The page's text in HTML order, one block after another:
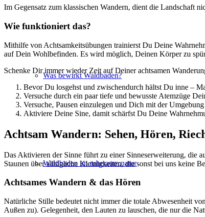
Was bewirkt Waldbaden?
Waldbaden im ruheraum:natur
Im Gegensatz zum klassischen Wandern, dient die Landschaft
Wie funktioniert das?
Mithilfe von Achtsamkeitsübungen trainierst Du Deine
auf Dein Wohlbefinden. Es wird möglich, Deinen Körper zu
Schenke Dir immer wieder Zeit auf Deiner achtsamen
Bevor Du losgehst und zwischendurch hältst Du inne –
Versuche durch ein paar tiefe und bewusste Atemzüge
Versuche, Pausen einzulegen und Dich mit der
Aktiviere Deine Sine, damit schärfst Du Deine
Achtsam Wandern: Sehen, Hören,
Das Aktivieren der Sinne führt zu einer Sinneserweiterung, die
Staunen über alltägliche Kleinigkeiten, die sonst bei uns keine
Achtsames Wandern & das Hören
Natürliche Stille bedeutet nicht immer die totale Abwesenheit
Außen zu). Gelegenheit, den Lauten zu lauschen, die nur die